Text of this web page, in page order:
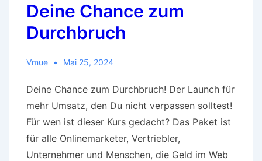
Deine Chance zum
Durchbruch
Vmue Mai 25, 2024
Deine Chance zum Durchbruch! Der Launch für
mehr Umsatz, den Du nicht verpassen solltest!
Für wen ist dieser Kurs gedacht? Das Paket ist
für alle Onlinemarketer, Vertriebler,
Unternehmer und Menschen, die Geld im Web